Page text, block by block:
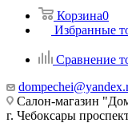
Корзина0
Избранные
Сравнение
Салон-магазин
г. Чебоксары